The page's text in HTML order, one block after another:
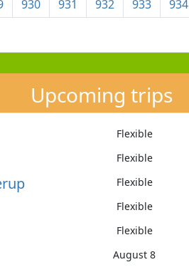
930 931 932 933 934
Upcoming trips
Flexible
Flexible
Flexible
Flexible
Flexible
August 8